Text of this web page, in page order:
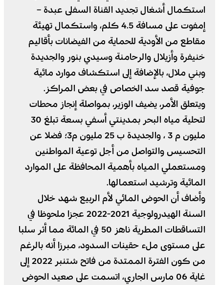
استكمال أشغال تجديد القناة السفلى عبدة –
إمفوت على مسافة 4.5 كلم، واستكمال تهيئة
مقاطع من الأودية للحماية من الفيضانات بأقاليم
خنيفرة وأزيلال والرحامنة وسيدي بنور والجديدة
وبني ملال، بالإضافة إلى استكشاف موارد مائية
جوفية قصد سد الخصاص في بعض المراكز.
ويتعلق الأمر، يضيف الوزير، بمواصلة إنجاز محطات
لتحلية مياه البحر بمدينتي أسفي بسعة تبلغ 30
مليون م 3 ، والجديدة ب 25 مليون م3؛ فضلا عن
التحسيس والتواصل من أجل توعية المواطنين
ومستعملي المياه بأهمية المحافظة على الموارد
المائية وترشيد استعمالها.
وأضاف أن الحوض المائي لأم الربيع شهد خلال
السنة الهيدرولوجية 2021-2022 عجزا ملحوظا في
التساقطات المطرية ناهز 50 في المائة مما أثر سلبا
على مستوى ملء حقينات السدود، مبرزا أنه بالرغم
من كون الفترة الممتدة من فاتح شتنبر 2022 إلى
غاية 06 مارس الجاري، اتسمت على صعيد الحوض